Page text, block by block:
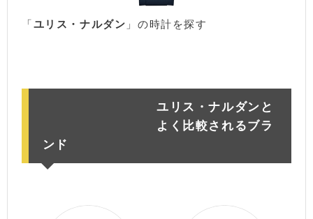
「ユリス・ナルダン 」の時計を探す
ユリス・ナルダンと
よく比較されるブラ
ンド